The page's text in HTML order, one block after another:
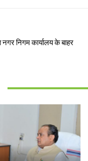
नगर निगम कार्यालय के बाहर